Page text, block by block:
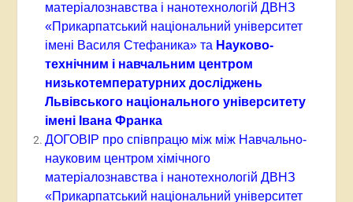
матеріалознавства і нанотехнологій ДВНЗ
«Прикарпатський національний університет
імені Василя Стефаника» та Науково-
технічним і навчальним центром
низькотемпературних досліджень
Львівського національного університету
імені Івана Франка
ДОГОВІР про співпрацю між між Навчально-
науковим центром хімічного
матеріалознавства і нанотехнологій ДВНЗ
«Прикарпатський національний університет